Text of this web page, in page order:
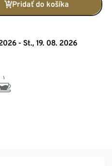
Pridať do košíka
- St., 19. 08. 2026